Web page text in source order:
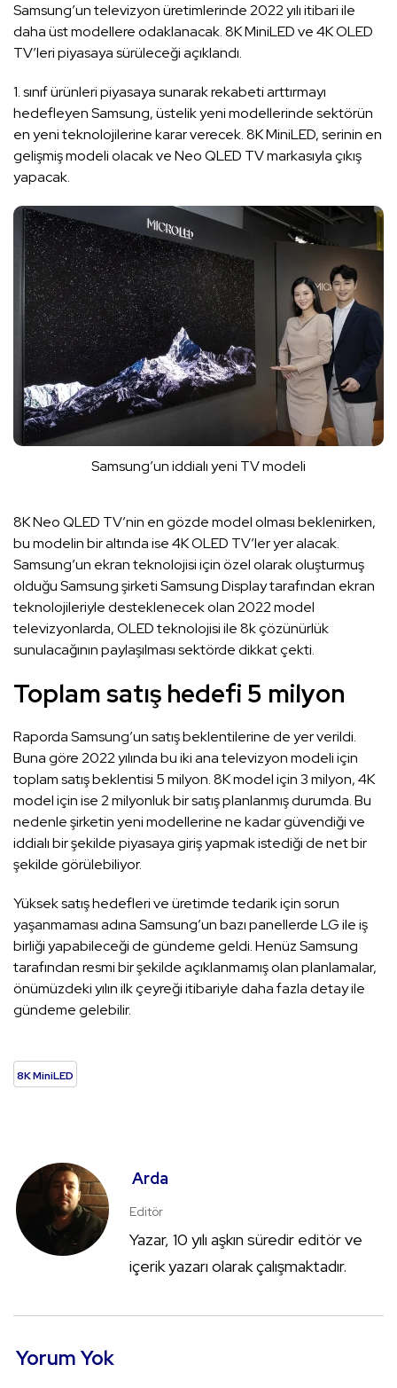
Samsung’un televizyon üretimlerinde 2022 yılı itibari ile
daha üst modellere odaklanacak. 8K MiniLED ve 4K OLED
TV’leri piyasaya sürüleceği açıklandı.
1. sınıf ürünleri piyasaya sunarak rekabeti arttırmayı
hedefleyen Samsung, üstelik yeni modellerinde sektörün
en yeni teknolojilerine karar verecek. 8K MiniLED, serinin en
gelişmiş modeli olacak ve Neo QLED TV markasıyla çıkış
yapacak.
Samsung’un iddialı yeni TV modeli
8K Neo QLED TV’nin en gözde model olması beklenirken,
bu modelin bir altında ise 4K OLED TV’ler yer alacak.
Samsung’un ekran teknolojisi için özel olarak oluşturmuş
olduğu Samsung şirketi Samsung Display tarafından ekran
teknolojileriyle desteklenecek olan 2022 model
televizyonlarda, OLED teknolojisi ile 8k çözünürlük
sunulacağının paylaşılması sektörde dikkat çekti.
Toplam satış hedefi 5 milyon
Raporda Samsung’un satış beklentilerine de yer verildi.
Buna göre 2022 yılında bu iki ana televizyon modeli için
toplam satış beklentisi 5 milyon. 8K model için 3 milyon, 4K
model için ise 2 milyonluk bir satış planlanmış durumda. Bu
nedenle şirketin yeni modellerine ne kadar güvendiği ve
iddialı bir şekilde piyasaya giriş yapmak istediği de net bir
şekilde görülebiliyor.
Yüksek satış hedefleri ve üretimde tedarik için sorun
yaşanmaması adına Samsung’un bazı panellerde LG ile iş
birliği yapabileceği de gündeme geldi. Henüz Samsung
tarafından resmi bir şekilde açıklanmamış olan planlamalar,
önümüzdeki yılın ilk çeyreği itibariyle daha fazla detay ile
gündeme gelebilir.
8K MiniLED
Arda
Editör
Yazar, 10 yılı aşkın süredir editör ve
içerik yazarı olarak çalışmaktadır.
Yorum Yok